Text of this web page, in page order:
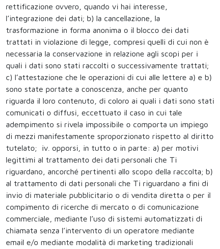
rettificazione ovvero, quando vi hai interesse,
l’integrazione dei dati; b) la cancellazione, la
trasformazione in forma anonima o il blocco dei dati
trattati in violazione di legge, compresi quelli di cui non è
necessaria la conservazione in relazione agli scopi per i
quali i dati sono stati raccolti o successivamente trattati;
c) l’attestazione che le operazioni di cui alle lettere a) e b)
sono state portate a conoscenza, anche per quanto
riguarda il loro contenuto, di coloro ai quali i dati sono stati
comunicati o diffusi, eccettuato il caso in cui tale
adempimento si rivela impossibile o comporta un impiego
di mezzi manifestamente sproporzionato rispetto al diritto
tutelato; iv. opporsi, in tutto o in parte: a) per motivi
legittimi al trattamento dei dati personali che Ti
riguardano, ancorché pertinenti allo scopo della raccolta; b)
al trattamento di dati personali che Ti riguardano a fini di
invio di materiale pubblicitario o di vendita diretta o per il
compimento di ricerche di mercato o di comunicazione
commerciale, mediante l’uso di sistemi automatizzati di
chiamata senza l’intervento di un operatore mediante
email e/o mediante modalità di marketing tradizionali